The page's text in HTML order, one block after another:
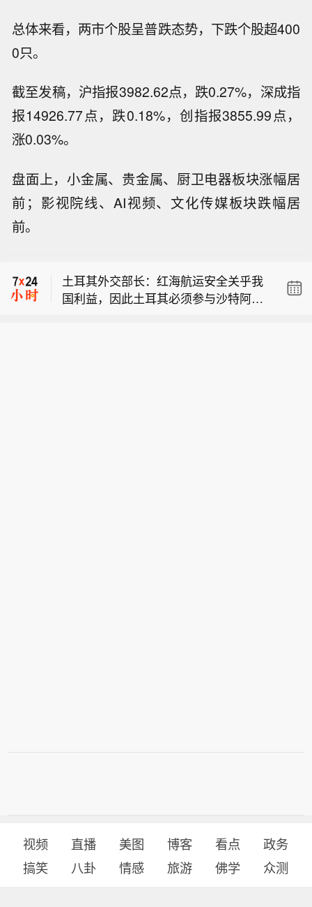
总体来看，两市个股呈普跌态势，下跌个股超400
0只。
截至发稿，沪指报3982.62点，跌0.27%，深成指
报14926.77点，跌0.18%，创指报3855.99点，
涨0.03%。
盘面上，小金属、贵金属、厨卫电器板块涨幅居
前；影视院线、AI视频、文化传媒板块跌幅居
前。
立一个类似北约的部长级委员会，同时
还设有总秘书处。
土耳其外交部长：红海航运安全关乎我
国利益，因此土耳其必须参与沙特阿拉
视频 直播 美图 博客 看点
政务
搞笑
八卦 情感 旅游 佛学 众测